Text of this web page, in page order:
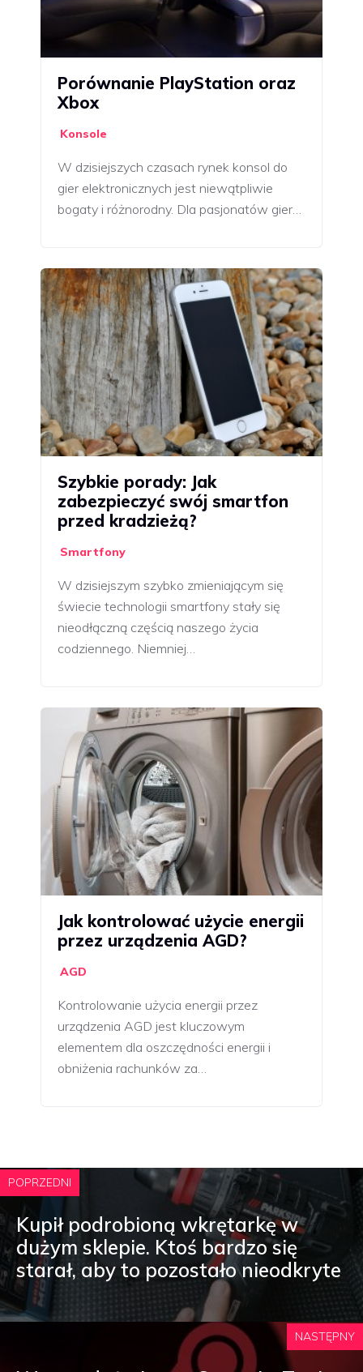
Porównanie PlayStation oraz
Xbox
Konsole
W dzisiejszych czasach rynek konsol do
gier elektronicznych jest niewątpliwie
bogaty i różnorodny. Dla pasjonatów gier…
Szybkie porady: Jak
zabezpieczyć swój smartfon
przed kradzieżą?
Smartfony
W dzisiejszym szybko zmieniającym się
świecie technologii smartfony stały się
nieodłączną częścią naszego życia
codziennego. Niemniej…
Jak kontrolować użycie energii
przez urządzenia AGD?
AGD
Kontrolowanie użycia energii przez
urządzenia AGD jest kluczowym
elementem dla oszczędności energii i
obniżenia rachunków za…
POPRZEDNI
Kupił podrobioną wkrętarkę w
dużym sklepie. Ktoś bardzo się
starał, aby to pozostało nieodkryte
NASTĘPNY